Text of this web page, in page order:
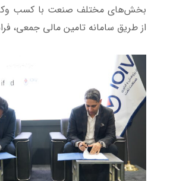
بخش‌های مختلف صنعت با کسب
از طریق سامانه تامین مالی جمعی،